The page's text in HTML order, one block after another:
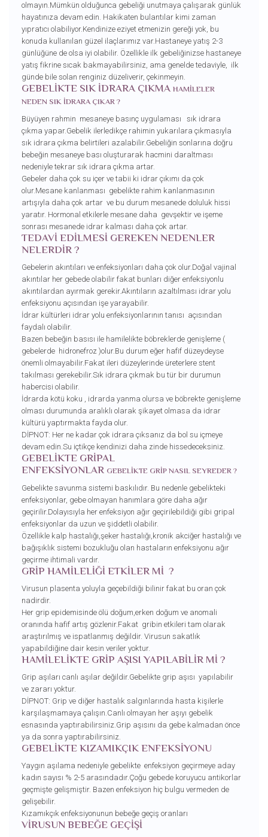
olmayın.Mümkün olduğunca gebeliği unutmaya çalışarak günlük
hayatınıza devam edin. Hakikaten bulantılar kimi zaman
yıpratıcı olabiliyor.Kendinize eziyet etmenizin gereği yok, bu
konuda kullanılan güzel ilaçlarımız var.Hastaneye yatış 2-3
günlüğüne de olsa iyi olabilir. Özellikle ilk gebeliğinizse hastaneye
yatış fikrine sıcak bakmayabilirsiniz, ama genelde tedaviyle, ilk
günde bile solan renginiz düzeliverir, çekinmeyin.
GEBELİKTE SIK İDRARA ÇIKMAHAMİLELER
NEDEN SIK İDRARA ÇIKAR ?
Büyüyen rahmin mesaneye basınç uygulaması sık idrara
çıkma yapar.Gebelik ilerledikçe rahimin yukarılara çıkmasıyla
sık idrara çıkma belirtileri azalabilir.Gebeliğin sonlarına doğru
bebeğin mesaneye bası oluşturarak hacmini daraltması
nedeniyle tekrar sık idrara çıkma artar.
Gebeler daha çok su içer ve tabii ki idrar çıkımı da çok
olur.Mesane kanlanması gebelikte rahim kanlanmasının
artışıyla daha çok artar ve bu durum mesanede doluluk hissi
yaratır. Hormonal etkilerle mesane daha gevşektir ve işeme
sonrası mesanede idrar kalması daha çok artar.
TEDAVİ EDİLMESİ GEREKEN NEDENLER
NELERDİR ?
Gebelerin akıntıları ve enfeksiyonları daha çok olur.Doğal vajinal
akıntılar her gebede olabilir fakat bunları diğer enfeksiyonlu
akıntılardan ayırmak gerekir.Akıntıların azaltılması idrar yolu
enfeksiyonu açısından işe yarayabilir.
İdrar kültürleri idrar yolu enfeksiyonlarının tanısı açısından
faydalı olabilir.
Bazen bebeğin basısı ile hamilelikte böbreklerde genişleme (
gebelerde hidronefroz )olur.Bu durum eğer hafif düzeydeyse
önemli olmayabilir.Fakat ileri düzeylerinde üreterlere stent
takılması gerekebilir.Sık idrara çıkmak bu tür bir durumun
habercisi olabilir.
İdrarda kötü koku , idrarda yanma olursa ve böbrekte genişleme
olması durumunda aralıklı olarak şikayet olmasa da idrar
kültürü yaptırmakta fayda olur.
DİPNOT: Her ne kadar çok idrara çıksanız da bol su içmeye
devam edin.Su içtikçe kendinizi daha zinde hissedeceksiniz.
GEBELİKTE GRİPAL
ENFEKSİYONLAR GEBELİKTE GRİP NASIL SEYREDER ?
Gebelikte savunma sistemi baskılıdır. Bu nedenle gebelikteki
enfeksiyonlar, gebe olmayan hanımlara göre daha ağır
geçirilir.Dolayısıyla her enfeksiyon ağır geçirilebildiği gibi gripal
enfeksiyonlar da uzun ve şiddetli olabilir.
Özellikle kalp hastalığı,şeker hastalığı,kronik akciğer hastalığı ve
bağışıklık sistemi bozukluğu olan hastaların enfeksiyonu ağır
geçirme ihtimali vardır.
GRİP HAMİLELİĞİ ETKİLER Mİ ?
Virusun plasenta yoluyla geçebildiği bilinir fakat bu oran çok
nadirdir.
Her grip epidemisinde ölü doğum,erken doğum ve anomali
oranında hafif artış gözlenir.Fakat gribin etkileri tam olarak
araştırılmış ve ispatlanmış değildir. Virusun sakatlık
yapabildiğine dair kesin veriler yoktur.
HAMİLELİKTE GRİP AŞISI YAPILABİLİR Mİ ?
Grip aşıları canlı aşılar değildir.Gebelikte grip aşısı yapılabilir
ve zararı yoktur.
DİPNOT: Grip ve diğer hastalık salgınlarında hasta kişilerle
karşılaşmamaya çalışın.Canlı olmayan her aşıyı gebelik
esnasında yaptırabilirsiniz.Grip aşısını da gebe kalmadan önce
ya da sonra yaptırabilirsiniz.
GEBELİKTE KIZAMIKÇIK ENFEKSİYONU
Yaygın aşılama nedeniyle gebelikte enfeksiyon geçirmeye aday
kadın sayısı % 2-5 arasındadır.Çoğu gebede koruyucu antikorlar
geçmişte gelişmiştir. Bazen enfeksiyon hiç bulgu vermeden de
gelişebilir.
Kızamıkçık enfeksiyonunun bebeğe geçiş oranları
VİRUSUN BEBEĞE GEÇİŞİ